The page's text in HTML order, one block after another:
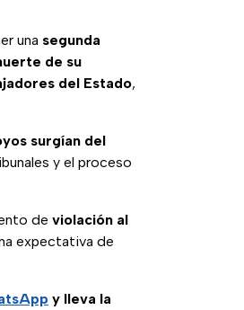
una segunda
de su
del Estado,
surgían del
y el proceso
de violación al
expectativa de
y lleva la